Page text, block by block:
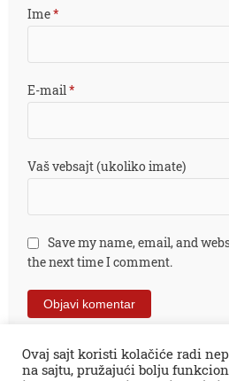
Ime*
E-mail*
Vaš vebsajt (ukoliko imate)
Save my name, email, and
the next time I comment.
Ovaj sajt koristi kolačiće radi
na sajtu, pružajući bolju